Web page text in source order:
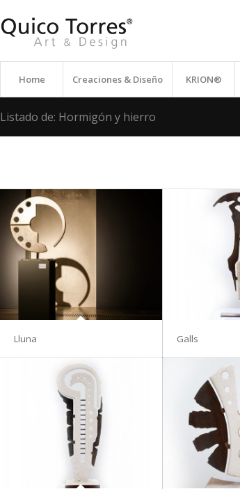
Home Creaciones & Diseño KRION®
Listado de: Hormigón y hierro
Lluna Galls